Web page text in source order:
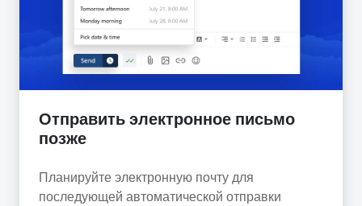
Отправить электронное письмо
позже
Планируйте электронную почту для
последующей автоматической отправки